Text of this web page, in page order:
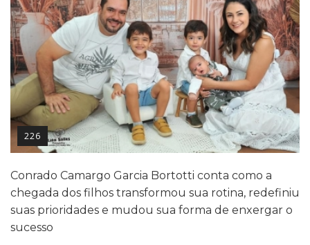
226
Conrado Camargo Garcia Bortotti conta como a
chegada dos filhos transformou sua rotina, redefiniu
suas prioridades e mudou sua forma de enxergar o
sucesso